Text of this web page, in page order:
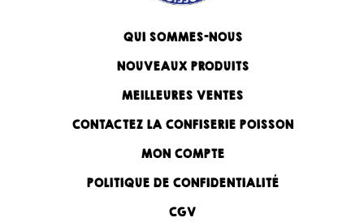
QUI SOMMES-NOUS
NOUVEAUX PRODUITS
MEILLEURES VENTES
CONTACTEZ LA CONFISERIE POISSON
MON COMPTE
POLITIQUE DE CONFIDENTIALITÉ
CGV